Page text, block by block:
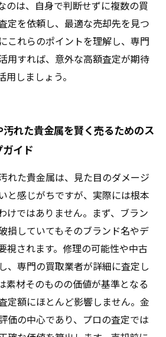
のは、自身で判断せずに複数の買
定を依頼し、最適な売却先を見つ
これらのポイントを理解し、専門
用すれば、意外な高額査定が期待
しましょう。
れた貴金属を賢く売るためのス
イド
れた貴金属は、見た目のダメージ
と感じがちですが、実際には根本
けではありません。まず、ブラン
損していてもそのブランド名やデ
視されます。修理の可能性や中古
、専門の買取業者が詳細に査定し
素材そのものの価値が基準となる
定額にほとんど影響しません。金
価の中心であり、プロの査定では